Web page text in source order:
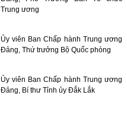
Trung ương
Ủy viên Ban Chấp hành Trung ương
Đảng, Thứ trưởng Bộ Quốc phòng
Ủy viên Ban Chấp hành Trung ương
Đảng, Bí thư Tỉnh ủy Đắk Lắk